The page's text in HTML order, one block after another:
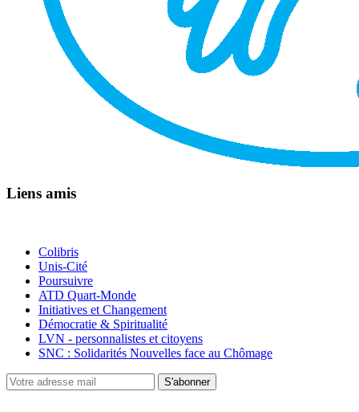
Liens amis
Colibris
Unis-Cité
Poursuivre
ATD Quart-Monde
Initiatives et Changement
Démocratie & Spiritualité
LVN - personnalistes et citoyens
SNC : Solidarités Nouvelles face au Chômage
S'abonner